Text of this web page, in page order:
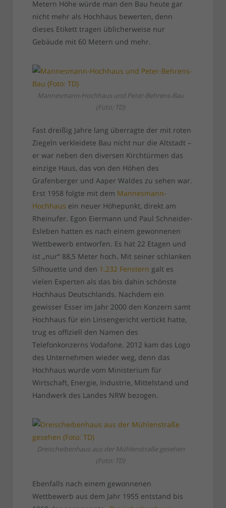
Metern Höhe würde man den Bau heute gar
nicht mehr als Hochhaus bewerten, denn
dieses Etikett tragen üblicherweise nur
Gebäude mit 60 Metern und mehr.
Mannesmann-Hochhaus und Peter-Behrens-Bau
(Foto: TD)
Fast dreißig Jahre lang überragte der mit roten
Ziegeln verkleidete Bau nicht nur die Altstadt –
er war neben den diversen Kirchtürmen das
einzige Haus, das von den Höhen des
Grafenberger und Aaper Waldes zu sehen war.
Erst 1958 folgte mit dem Mannesmann-
Hochhaus ein neuer Höhepunkt, direkt am
Rheinufer. Egon Eiermann und Paul Schneider-
Esleben hatten es nach einem gewonnenen
Wettbewerb entworfen. Es hat 22 Etagen und
ist „nur“ 88,5 Meter hoch. Mit seiner schlanken
Silhouette und den 1.232 Fenstern galt es
vielen Experten als das bis dahin schönste
Hochhaus Deutschlands. Nachdem ein
gewisser Esser im Jahr 2000 den Konzern samt
Hochhaus für ein Linsengericht vertickt hatte,
trug es offiziell den Namen des
Telefonkonzerns Vodafone. 2012 kam das Logo
des Unternehmen wieder weg, denn das
Hochhaus wurde vom Ministerium für
Wirtschaft, Energie, Industrie, Mittelstand und
Handwerk des Landes NRW bezogen.
Dreischeibenhaus aus der Mühlenstraße gesehen
(Foto: TD)
Ebenfalls nach einem gewonnenen
Wettbewerb aus dem Jahr 1955 entstand bis